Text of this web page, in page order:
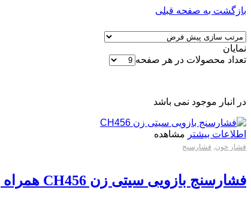
بازگشت به صفحه قبلی
نمایان
تعداد محصولات در هر صفحه
در انبار موجود نمی باشد
اطلاعات بیشتر مشاهده
فشار خون, فشارسنج
فشارسنج بازویی سیتی زن CH456 همراه با آداپتور